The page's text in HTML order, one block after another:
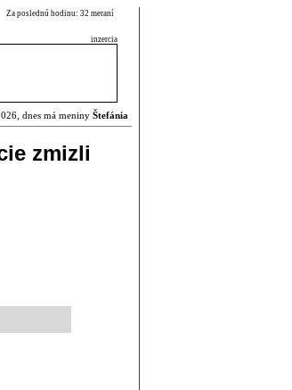
Za poslednú hodinu: 32 meraní
inzercia
dnes má meniny Štefánia
zmizli